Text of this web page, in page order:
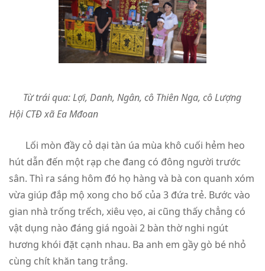
Từ trái qua: Lợi, Danh, Ngân, cô Thiên Nga, cô Lượng
Hội CTĐ xã Ea Mđoan
Lối mòn đầy cỏ dại tàn úa mùa khô cuối hẻm heo
hút dẫn đến một rạp che đang có đông người trước
sân. Thì ra sáng hôm đó họ hàng và bà con quanh xóm
vừa giúp đắp mộ xong cho bố của 3 đứa trẻ. Bước vào
gian nhà trống trếch, xiêu vẹo, ai cũng thấy chẳng có
vật dụng nào đáng giá ngoài 2 bàn thờ nghi ngút
hương khói đặt cạnh nhau. Ba anh em gầy gò bé nhỏ
cùng chít khăn tang trắng.